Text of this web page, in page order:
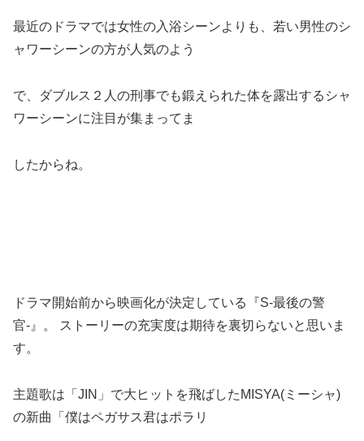
最近のドラマでは女性の入浴シーンよりも、若い男性のシ
ャワーシーンの方が人気のよう
で、ダブルス２人の刑事でも鍛えられた体を露出するシャ
ワーシーンに注目が集まってま
したからね。
ドラマ開始前から映画化が決定している『S-最後の警
官-』。 ストーリーの充実度は期待を裏切らないと思いま
す。
主題歌は「JIN」で大ヒットを飛ばしたMISYA(ミーシャ)
の新曲「僕はペガサス君はポラリ